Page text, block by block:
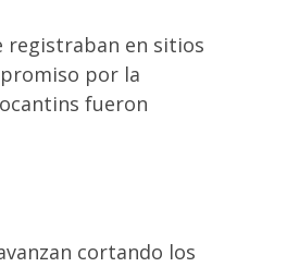
registraban en sitios
por la
fueron
cortando los